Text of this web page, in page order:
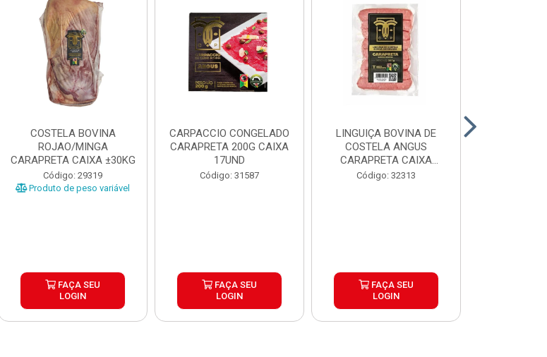
COSTELA BOVINA
ROJAO/MINGA
CARAPRETA CAIXA ±30KG
Código: 29319
Produto de peso variável
FAÇA SEU
LOGIN
CARPACCIO CONGELADO
CARAPRETA 200G CAIXA
17UND
Código: 31587
FAÇA SEU
LOGIN
LINGUIÇA BOVINA DE
COSTELA ANGUS
CARAPRETA CAIXA
24X300G
Código: 32313
FAÇA SEU
LOGIN